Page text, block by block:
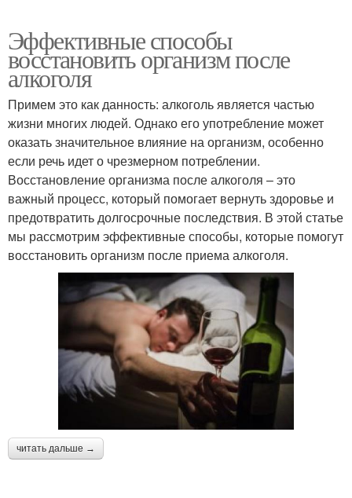
Эффективные способы
восстановить организм после
алкоголя
Примем это как данность: алкоголь является частью
жизни многих людей. Однако его употребление может
оказать значительное влияние на организм, особенно
если речь идет о чрезмерном потреблении.
Восстановление организма после алкоголя – это
важный процесс, который помогает вернуть здоровье и
предотвратить долгосрочные последствия. В этой статье
мы рассмотрим эффективные способы, которые помогут
восстановить организм после приема алкоголя.
читать дальше →